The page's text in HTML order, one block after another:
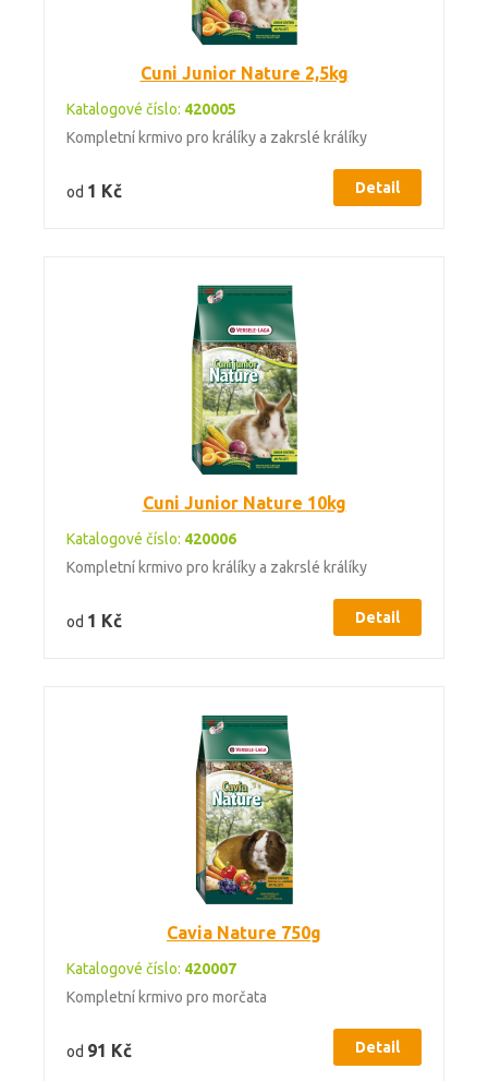
Cuni Junior Nature 2,5kg
Katalogové číslo: 420005
Kompletní krmivo pro králíky a zakrslé králíky
od 1 Kč Detail
Cuni Junior Nature 10kg
Katalogové číslo: 420006
Kompletní krmivo pro králíky a zakrslé králíky
od 1 Kč Detail
Cavia Nature 750g
Katalogové číslo: 420007
Kompletní krmivo pro morčata
od 91 Kč Detail